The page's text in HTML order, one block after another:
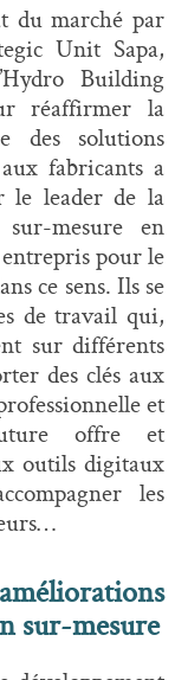
du marché par
Unit Sapa,
Building
réaffirmer la
des solutions
fabricants a
le leader de la
mesure en
pour le
ce sens. Ils se
de travail qui,
sur différents
des clés aux
et
offre et
outils digitaux
les
sur-mesure